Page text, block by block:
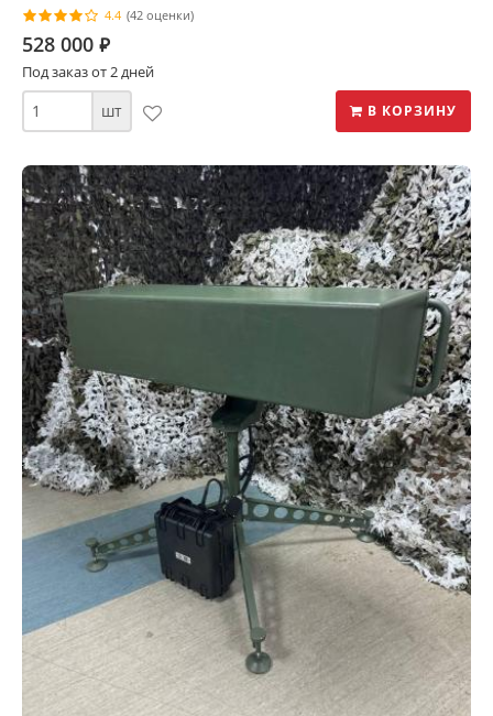
4.4 (42 оценки)
528 000 ⃏
Под заказ от 2 дней
шт В КОРЗИНУ